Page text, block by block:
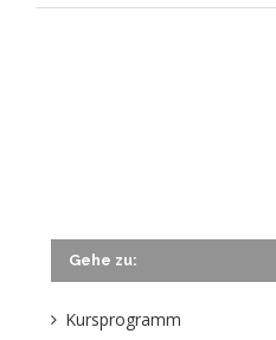
Gehe zu:
Kursprogramm